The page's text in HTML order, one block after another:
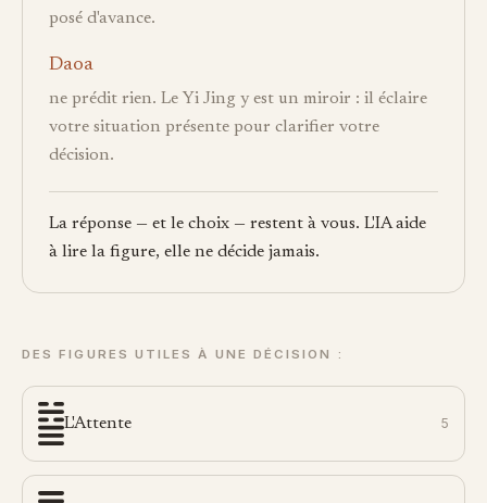
posé d'avance.
Daoa
ne prédit rien. Le Yi Jing y est un miroir : il éclaire
votre situation présente pour clarifier votre
décision.
La réponse — et le choix — restent à vous. L'IA aide
à lire la figure, elle ne décide jamais.
DES FIGURES UTILES À UNE DÉCISION :
L'Attente 5